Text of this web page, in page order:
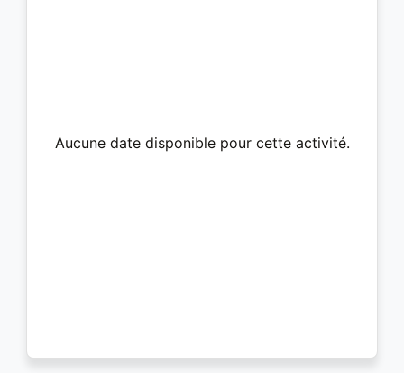
Aucune date disponible pour cette activité.